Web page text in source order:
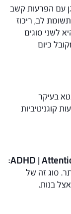
בגילאי הגן עם הפרעות קשב
תשומת לב, ריכוז
לשני סוגים
כיום
בעיקר
קוגניטיביות
ADHD |
סוג זה של